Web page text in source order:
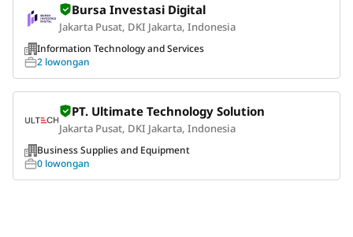
Bursa Investasi Digital
Jakarta Pusat, DKI Jakarta, Indonesia
Information Technology and Services
2 lowongan
PT. Ultimate Technology Solution
Jakarta Pusat, DKI Jakarta, Indonesia
Business Supplies and Equipment
0 lowongan